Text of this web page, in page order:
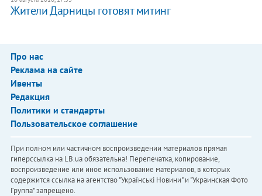
Жители Дарницы готовят митинг
Про нас
Реклама на сайте
Ивенты
Редакция
Политики и стандарты
Пользовательское соглашение
При полном или частичном воспроизведении материалов прямая
гиперссылка на LB.ua обязательна! Перепечатка, копирование,
воспроизведение или иное использование материалов, в которых
содержится ссылка на агентство "Українськi Новини" и "Украинская Фото
Группа" запрещено.